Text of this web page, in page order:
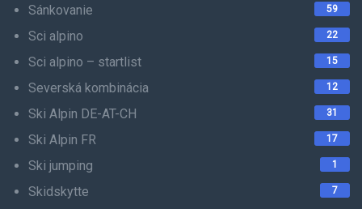
Sánkovanie 59
Sci alpino 22
Sci alpino – startlist 15
Severská kombinácia 12
Ski Alpin DE-AT-CH 31
Ski Alpin FR 17
Ski jumping 1
Skidskytte 7